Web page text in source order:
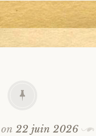
22 juin 2026